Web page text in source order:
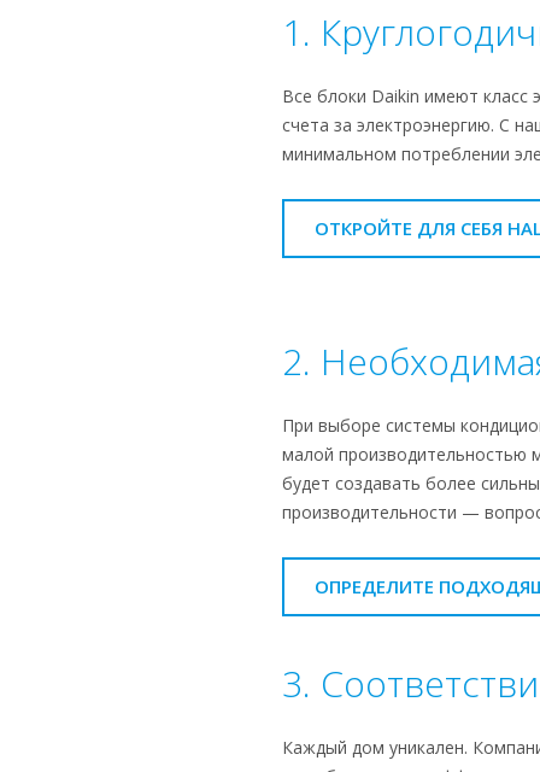
1.
Все блоки Daikin имеют
счета за электроэнергию. С
минимальном потреблении
ОТКРОЙТЕ ДЛЯ СЕБЯ
2.
При выборе системы
малой производительностью
будет создавать более
производительности —
ОПРЕДЕЛИТЕ
3.
Каждый дом уникален.